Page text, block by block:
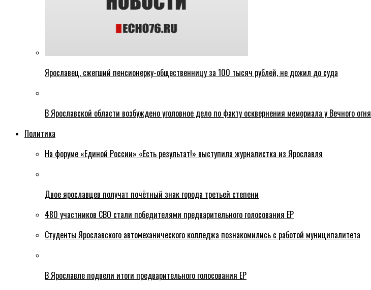
Ярославец, сжегший пенсионерку-общественницу за 100 тысяч рублей, не дожил до суда
В Ярославской области возбуждено уголовное дело по факту осквернения мемориала у Вечного огня
Политика
На форуме «Единой России» «Есть результат!» выступила журналистка из Ярославля
Двое ярославцев получат почётный знак города третьей степени
480 участников СВО стали победителями предварительного голосования ЕР
Студенты Ярославского автомеханического колледжа познакомились с работой муниципалитета
В Ярославле подвели итоги предварительного голосования ЕР